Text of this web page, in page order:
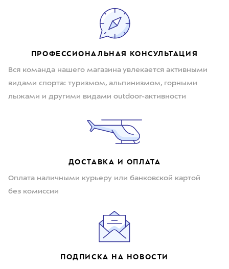
ПРОФЕССИОНАЛЬНАЯ КОНСУЛЬТАЦИЯ
Вся команда нашего магазина увлекается активными
видами спорта: туризмом, альпинизмом, горными
лыжами и другими видами outdoor-активности
ДОСТАВКА И ОПЛАТА
Оплата наличными курьеру или банковской картой
без комиссии
ПОДПИСКА НА НОВОСТИ